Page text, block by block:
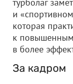
и
которая
к повышенным
в более
За кадром